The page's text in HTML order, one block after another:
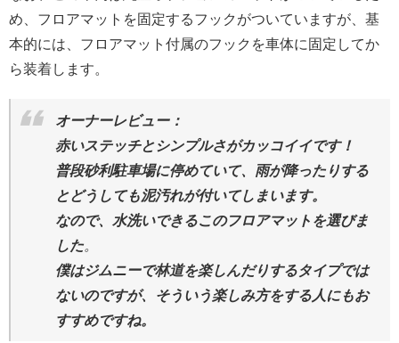
め、フロアマットを固定するフックがついていますが、基
本的には、フロアマット付属のフックを車体に固定してか
ら装着します。
オーナーレビュー：
赤いステッチとシンプルさがカッコイイです！
普段砂利駐車場に停めていて、雨が降ったりする
とどうしても泥汚れが付いてしまいます。
なので、水洗いできるこのフロアマットを選びま
した。
僕はジムニーで林道を楽しんだりするタイプでは
ないのですが、そういう楽しみ方をする人にもお
すすめですね。